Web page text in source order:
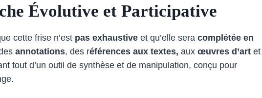
Évolutive et Participative
cette frise n’est pas exhaustive et qu’elle sera complétée en
annotations, des références aux textes, aux œuvres d’art et
tout d’un outil de synthèse et de manipulation, conçu pour